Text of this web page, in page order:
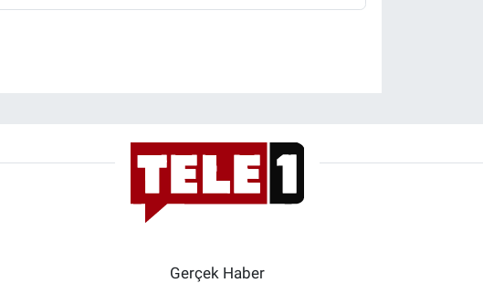
Gerçek Haber